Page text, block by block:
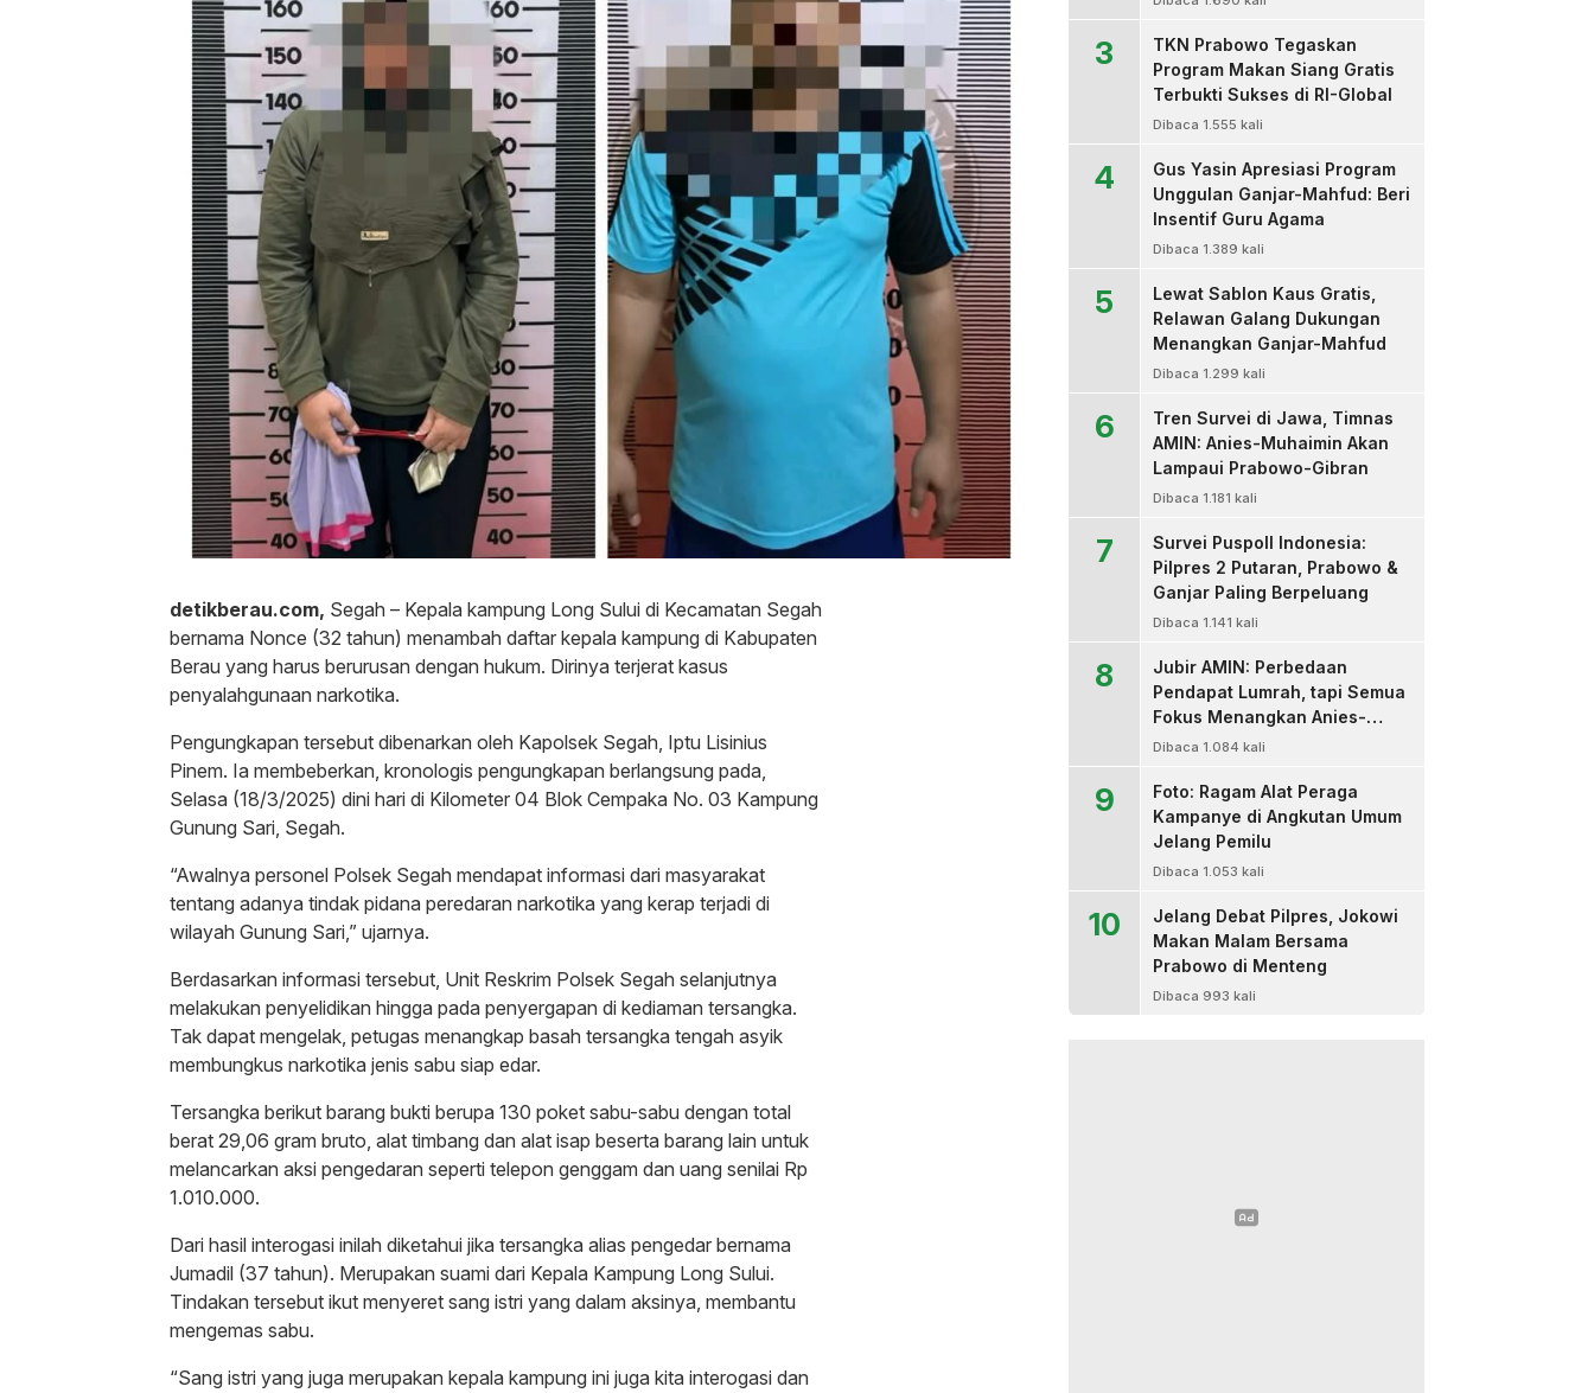
detikberau.com, Segah – Kepala kampung Long Sului di Kecamatan Segah
bernama Nonce (32 tahun) menambah daftar kepala kampung di Kabupaten
Berau yang harus berurusan dengan hukum. Dirinya terjerat kasus
penyalahgunaan narkotika.
Pengungkapan tersebut dibenarkan oleh Kapolsek Segah, Iptu Lisinius
Pinem. Ia membeberkan, kronologis pengungkapan berlangsung pada,
Selasa (18/3/2025) dini hari di Kilometer 04 Blok Cempaka No. 03 Kampung
Gunung Sari, Segah.
“Awalnya personel Polsek Segah mendapat informasi dari masyarakat
tentang adanya tindak pidana peredaran narkotika yang kerap terjadi di
wilayah Gunung Sari,” ujarnya.
Berdasarkan informasi tersebut, Unit Reskrim Polsek Segah selanjutnya
melakukan penyelidikan hingga pada penyergapan di kediaman tersangka.
Tak dapat mengelak, petugas menangkap basah tersangka tengah asyik
membungkus narkotika jenis sabu siap edar.
Tersangka berikut barang bukti berupa 130 poket sabu-sabu dengan total
berat 29,06 gram bruto, alat timbang dan alat isap beserta barang lain untuk
melancarkan aksi pengedaran seperti telepon genggam dan uang senilai Rp
1.010.000.
Dari hasil interogasi inilah diketahui jika tersangka alias pengedar bernama
Jumadil (37 tahun). Merupakan suami dari Kepala Kampung Long Sului.
Tindakan tersebut ikut menyeret sang istri yang dalam aksinya, membantu
mengemas sabu.
“Sang istri yang juga merupakan kepala kampung ini juga kita interogasi dan
3
TKN Prabowo Tegaskan
Program Makan Siang Gratis
Terbukti Sukses di RI-Global
Dibaca 1.555 kali
4
Gus Yasin Apresiasi Program
Unggulan Ganjar-Mahfud: Beri
Insentif Guru Agama
Dibaca 1.389 kali
5
Lewat Sablon Kaus Gratis,
Relawan Galang Dukungan
Menangkan Ganjar-Mahfud
Dibaca 1.299 kali
6
Tren Survei di Jawa, Timnas
AMIN: Anies-Muhaimin Akan
Lampaui Prabowo-Gibran
Dibaca 1.181 kali
7
Survei Puspoll Indonesia:
Pilpres 2 Putaran, Prabowo &
Ganjar Paling Berpeluang
Dibaca 1.141 kali
8
Jubir AMIN: Perbedaan
Pendapat Lumrah, tapi Semua
Fokus Menangkan Anies-
Muhaimin
Dibaca 1.084 kali
9
Foto: Ragam Alat Peraga
Kampanye di Angkutan Umum
Jelang Pemilu
Dibaca 1.053 kali
10
Jelang Debat Pilpres, Jokowi
Makan Malam Bersama
Prabowo di Menteng
Dibaca 993 kali